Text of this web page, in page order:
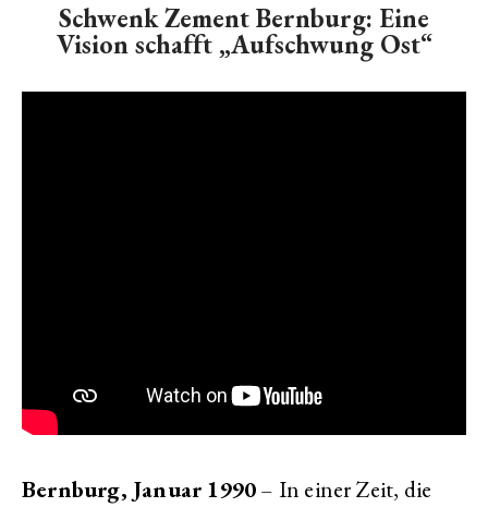
Schwenk Zement Bernburg: Eine
Vision schafft „Aufschwung Ost“
Bernburg, Januar 1990– In einer Zeit, die